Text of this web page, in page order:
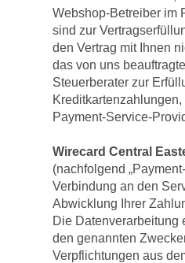
Webshop-Betreiber im
sind zur
den Vertrag mit Ihnen
das von uns
Steuerberater zur
Payment-Service-
Wirecard Central
(nachfolgend
Verbindung an den
Abwicklung Ihrer
Die Datenverarbeitung
den genannten
Verpflichtungen aus